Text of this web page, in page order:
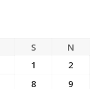
S
N
1
2
8
9